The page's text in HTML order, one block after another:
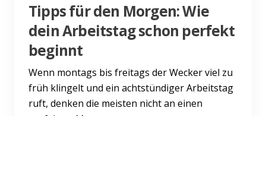
Tipps für den Morgen: Wie
dein Arbeitstag schon perfekt
beginnt
Wenn montags bis freitags der Wecker viel zu
früh klingelt und ein achtstündiger Arbeitstag
ruft, denken die meisten nicht an einen
perfekten Morgen....